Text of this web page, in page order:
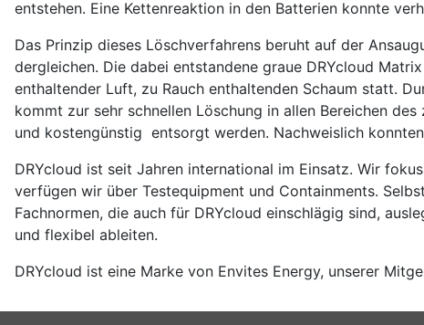
entstehen. Eine Kettenreaktion in den Batterien konnte
Das Prinzip dieses Löschverfahrens beruht auf der
dergleichen. Die dabei entstandene graue DRYcloud
enthaltender Luft, zu Rauch enthaltenden Schaum statt.
kommt zur sehr schnellen Löschung in allen Bereichen
und kostengünstig entsorgt werden. Nachweislich
DRYcloud ist seit Jahren international im Einsatz. Wir
verfügen wir über Testequipment und Containments.
Fachnormen, die auch für DRYcloud einschlägig sind,
und flexibel ableiten.
DRYcloud ist eine Marke von Envites Energy, unserer